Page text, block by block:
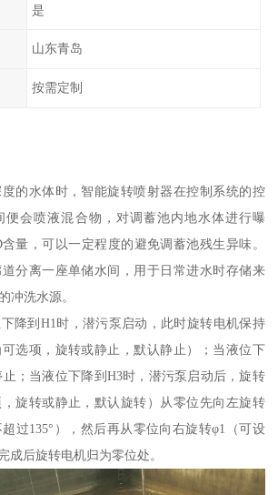
是
山东青岛
按需定制
的水体时，智能旋转喷射器在控制系统的控
便会喷液混合物，对调蓄池内地水体进行曝
量，可以一定程度的避免调蓄池残生异味。
分离一座单储水间，用于日常进水时存储来
冲洗水源。
降到H1时，潜污泵启动，此时旋转电机保持
选项，旋转或静止，默认静止）；当液位下
；当液位下降到H3时，潜污泵启动后，旋转
旋转或静止，默认旋转）从零位先向左旋转
过135°），然后再从零位向右旋转φ1（可设
成后旋转电机归为零位处。